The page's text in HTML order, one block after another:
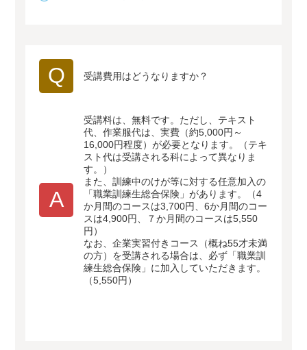
Q 受講費用はどうなりますか？
A
受講料は、無料です。ただし、テキスト
代、作業服代は、実費（約5,000円～
16,000円程度）が必要となります。（テキ
スト代は受講される科によって異なりま
す。）
また、訓練中のけが等に対する任意加入の
「職業訓練生総合保険」があります。（4
か月間のコースは3,700円、6か月間のコー
スは4,900円、７か月間のコースは5,550
円）
なお、企業実習付きコース（概ね55才未満
の方）を受講される場合は、必ず「職業訓
練生総合保険」に加入していただきます。
（5,550円）